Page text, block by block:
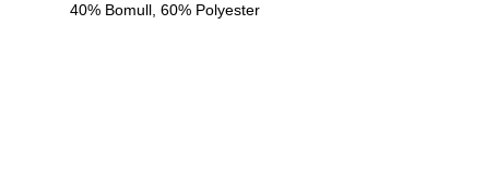
40% Bomull, 60% Polyester